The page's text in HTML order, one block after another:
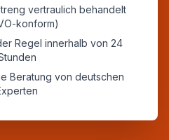
vertraulich behandelt
konform)
Regel innerhalb von 24
Beratung von deutschen